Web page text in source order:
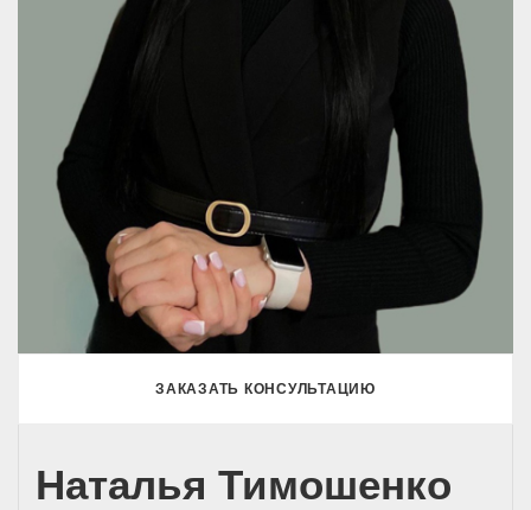
ЗАКАЗАТЬ КОНСУЛЬТАЦИЮ
Наталья Тимошенко